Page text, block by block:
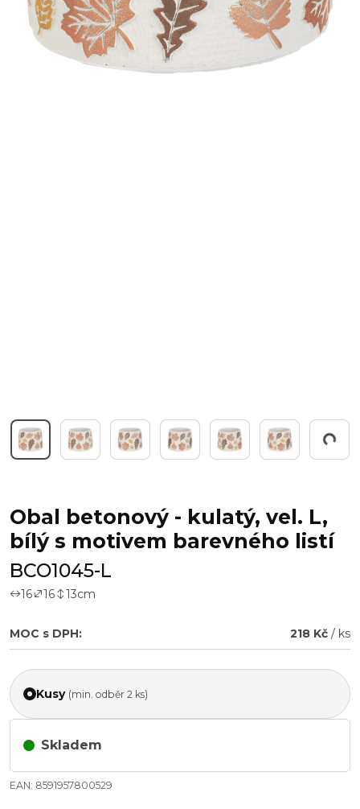
Pracuji...
Obal betonový - kulatý, vel. L,
bílý s motivem barevného listí
BCO1045-L
16 16 13cm
MOC s DPH: 218 Kč / ks
Kusy (min. odběr 2 ks)
Skladem
EAN: 8591957800529